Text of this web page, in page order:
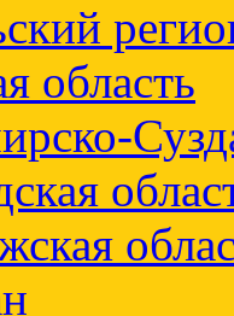
область